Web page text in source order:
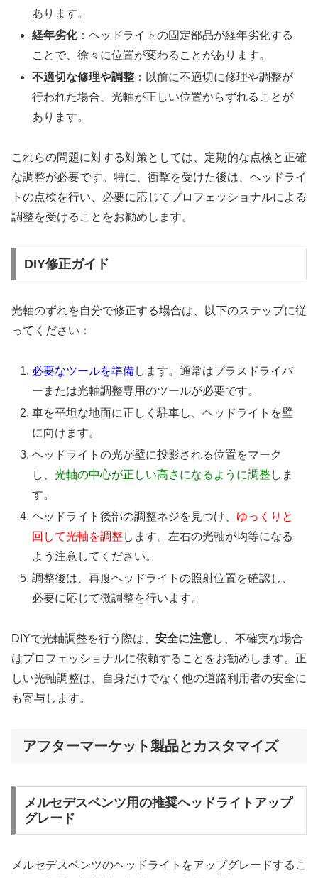
あります。
経年劣化：ヘッドライトの固定部品が経年劣化する
ことで、徐々に位置が変わることがあります。
不適切な修理や調整 ：以前に不適切に修理や調整が
行われた場合、光軸が正しい位置からずれることが
あります。
これらの問題に対する対策としては、定期的な点検と正確
な調整が必要です。特に、衝撃を受けた後は、ヘッドライ
トの点検を行い、必要に応じてプロフェッショナルによる
調整を受けることをお勧めします。
DIY修正ガイド
光軸のずれを自分で修正する場合は、以下のステップに従
ってください：
必要なツールを準備します。通常はプラスドライバ
ーまたは光軸調整専用のツールが必要です。
車を平坦な地面に正しく駐車し、ヘッドライトを壁
に向けます。
ヘッドライトの光が壁に投影される位置をマーク
し、光軸の中心が正しい高さになるように調整しま
す。
ヘッドライト後部の調整ネジを見つけ、 ゆっくりと
回して光軸を調整します。左右の光軸が均等になる
よう注意してください。
調整後は、再度ヘッドライトの照射位置を確認し、
必要に応じて微調整を行います。
DIYで光軸調整を行う際は、 安全に注意し、不確実な場合
はプロフェッショナルに依頼することをお勧めします。正
しい光軸調整は、自身だけでなく他の道路利用者の安全に
も寄与します。
アフターマーケット製品とカスタマイズ
メルセデスベンツ用の推奨ヘッドライトアップ
グレード
メルセデスベンツのヘッドライトをアップグレードするこ